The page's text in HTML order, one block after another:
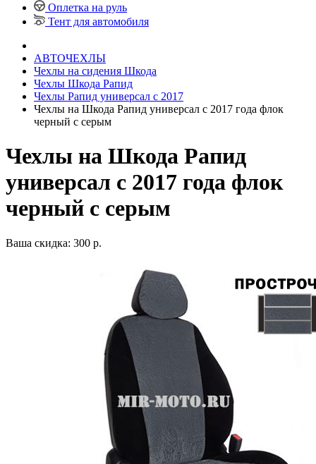
Оплетка на руль
Тент для автомобиля
АВТОЧЕХЛЫ
Чехлы на сидения Шкода
Чехлы Шкода Рапид
Чехлы Рапид универсал с 2017
Чехлы на Шкода Рапид универсал с 2017 года флок
черный с серым
Чехлы на Шкода Рапид
универсал с 2017 года флок
черный с серым
Ваша скидка: 300 р.